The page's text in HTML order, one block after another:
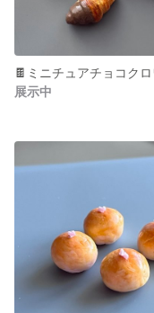
展示中